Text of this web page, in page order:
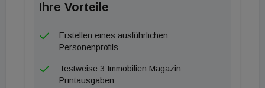
bisher nur eine sehr moderate Korrektur zeigt, ist
somit auch der sehr speziellen Preisentwicklung von
Neubauwohnungen geschuldet. Diese Zweiteilung
ist ein Trend, der wohl gekommen ist, um zu
Ihre Vorteile
Erstellen eines ausführlichen
Personenprofils
Testweise 3 Immobilien Magazin
Printausgaben